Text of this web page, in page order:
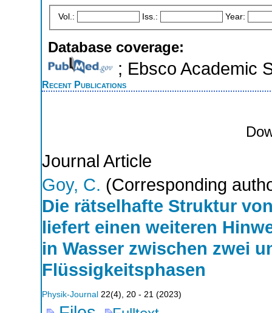
Vol.: Iss.: Year:
Database coverage:
; Ebsco Academic
Recent Publications
Journal Article
Goy, C. (Corresponding
Die rätselhafte Struktur
liefert einen weiteren
in Wasser zwischen zwei
Flüssigkeitsphasen
Physik-Journal 22(4), 20 - 21 (2023)